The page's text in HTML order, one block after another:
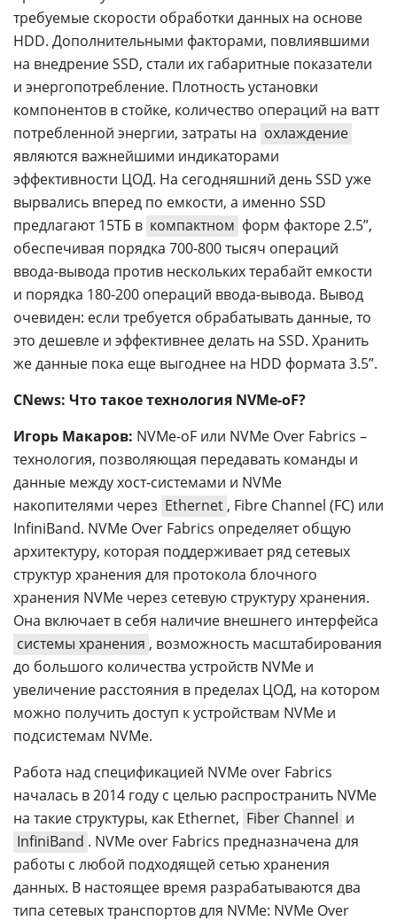
требуемые скорости обработки данных на основе
HDD. Дополнительными факторами, повлиявшими
на внедрение SSD, стали их габаритные показатели
и энергопотребление. Плотность установки
компонентов в стойке, количество операций на ватт
потребленной энергии, затраты на охлаждение
являются важнейшими индикаторами
эффективности ЦОД. На сегодняшний день SSD уже
вырвались вперед по емкости, а именно SSD
предлагают 15ТБ в компактном форм факторе 2.5”,
обеспечивая порядка 700-800 тысяч операций
ввода-вывода против нескольких терабайт емкости
и порядка 180-200 операций ввода-вывода. Вывод
очевиден: если требуется обрабатывать данные, то
это дешевле и эффективнее делать на SSD. Хранить
же данные пока еще выгоднее на HDD формата 3.5”.
CNews: Что такое технология NVMe-oF?
Игорь Макаров: NVMe-oF или NVMe Over Fabrics –
технология, позволяющая передавать команды и
данные между хост-системами и NVMe
накопителями через Ethernet , Fibre Channel (FC) или
InfiniBand. NVMe Over Fabrics определяет общую
архитектуру, которая поддерживает ряд сетевых
структур хранения для протокола блочного
хранения NVMe через сетевую структуру хранения.
Она включает в себя наличие внешнего интерфейса
системы хранения , возможность масштабирования
до большого количества устройств NVMe и
увеличение расстояния в пределах ЦОД, на котором
можно получить доступ к устройствам NVMe и
подсистемам NVMe.
Работа над спецификацией NVMe over Fabrics
началась в 2014 году с целью распространить NVMe
на такие структуры, как Ethernet, Fiber Channel и
InfiniBand . NVMe over Fabrics предназначена для
работы с любой подходящей сетью хранения
данных. В настоящее время разрабатываются два
типа сетевых транспортов для NVMe: NVMe Over